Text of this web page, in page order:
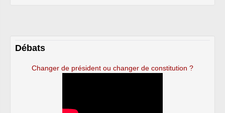
Débats
Changer de président ou changer de constitution ?